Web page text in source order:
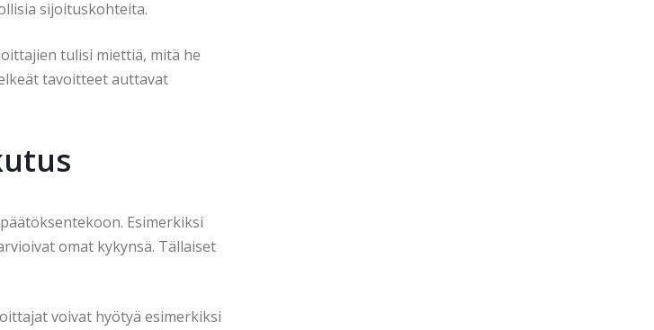
sijoituskohteita.
tulisi miettiä, mitä he
tavoitteet auttavat
Esimerkiksi
omat kykynsä. Tällaiset
voivat hyötyä esimerkiksi